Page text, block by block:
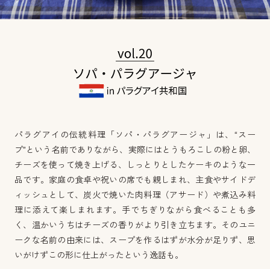
パラグアイの伝統料理「ソパ・パラグアージャ」は、“スー
プ”という名前でありながら、実際にはとうもろこしの粉と卵、
チーズを使って焼き上げる、しっとりとしたケーキのような一
品です。家庭の食卓や祝いの席でも親しまれ、主食やサイドデ
ィッシュとして、炭火で焼いた肉料理（アサード）や煮込み料
理に添えて楽しまれます。手でちぎりながら食べることも多
く、温かいうちはチーズの香りがより引き立ちます。そのユニ
ークな名前の由来には、スープを作るはずが水分が足りず、思
いがけずこの形に仕上がったという逸話も。